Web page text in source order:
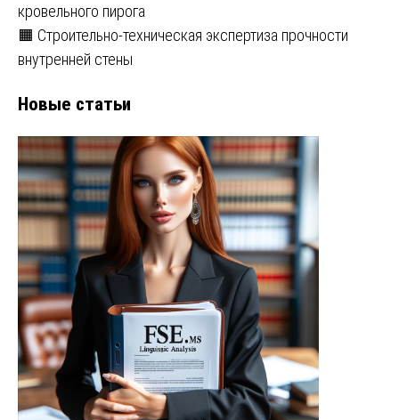
кровельного пирога
🟧 Строительно-техническая экспертиза прочности
внутренней стены
Новые статьи